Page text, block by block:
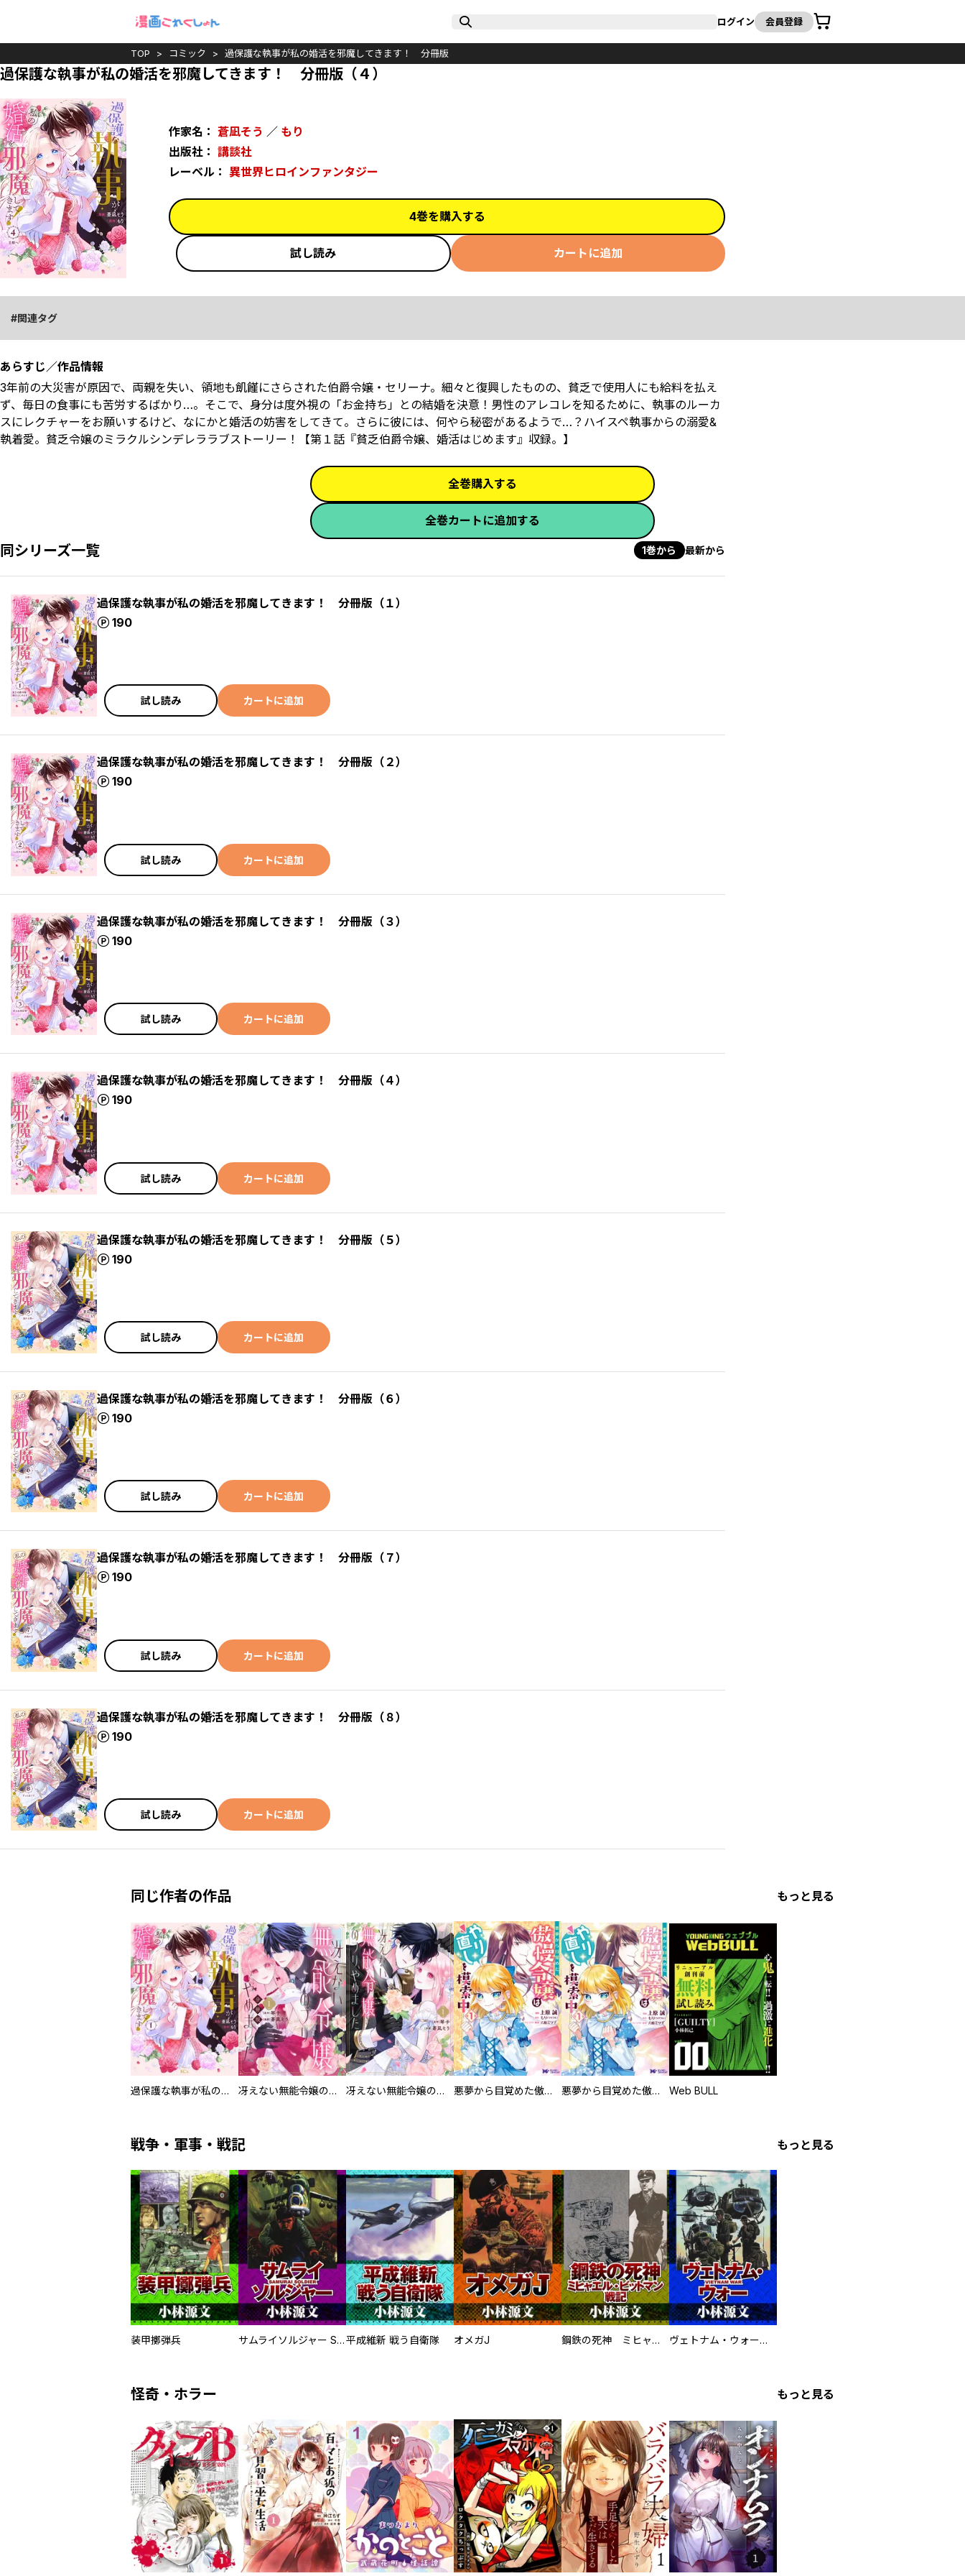
ログイン 会員登録
カート
TOP コミック 過保護な執事が私の婚活を邪魔してきます！ 分冊版
過保護な執事が私の婚活を邪魔してきます！ 分冊版（４）
作家名： 蒼凪そう ／ もり
出版社： 講談社
レーベル： 異世界ヒロインファンタジー
4巻を購入する
試し読み カートに追加
関連タグ
あらすじ／作品情報
3年前の大災害が原因で、両親を失い、領地も飢饉にさらされた伯爵令嬢・セリーナ。細々と復興したものの、貧乏で使用人にも給料を払え
ず、毎日の食事にも苦労するばかり…。そこで、身分は度外視の「お金持ち」との結婚を決意！男性のアレコレを知るために、執事のルーカ
スにレクチャーをお願いするけど、なにかと婚活の妨害をしてきて――。さらに彼には、何やら秘密があるようで…？ハイスペ執事からの溺愛&
執着愛。貧乏令嬢のミラクルシンデレララブストーリー！【第１話『貧乏伯爵令嬢、婚活はじめます』収録。】
全巻購入する
全巻カートに追加する
同シリーズ一覧 1巻から 最新から
過保護な執事が私の婚活を邪魔してきます！ 分冊版（１）
190
ポイント
試し読み カートに追加
過保護な執事が私の婚活を邪魔してきます！ 分冊版（２）
190
ポイント
試し読み カートに追加
過保護な執事が私の婚活を邪魔してきます！ 分冊版（３）
190
ポイント
試し読み カートに追加
過保護な執事が私の婚活を邪魔してきます！ 分冊版（４）
190
ポイント
試し読み カートに追加
過保護な執事が私の婚活を邪魔してきます！ 分冊版（５）
190
ポイント
試し読み カートに追加
過保護な執事が私の婚活を邪魔してきます！ 分冊版（６）
190
ポイント
試し読み カートに追加
過保護な執事が私の婚活を邪魔してきます！ 分冊版（７）
190
ポイント
試し読み カートに追加
過保護な執事が私の婚活を邪魔してきます！ 分冊版（８）
190
ポイント
試し読み カートに追加
同じ作者の作品 もっと見る
過保護な執事が私の婚活を邪魔してきます！ 冴えない無能令嬢のフリ、やめました 分冊版 冴えない無能令嬢のフリ、やめました 悪夢から目覚めた傲慢令嬢はやり直しを模索中（コミック） 悪夢から目覚めた傲慢令嬢はやり直しを模索中（コミック） 分冊版 Web BULL
戦争・軍事・戦記 もっと見る
装甲擲弾兵 サムライソルジャー SAMURAI SOLDIER平成維新 戦う自衛隊 オメガJ 鋼鉄の死神 ミヒャエル・ビットマン戦記 ヴェトナム・ウォー VIETNAM WAR
怪奇・ホラー もっと見る